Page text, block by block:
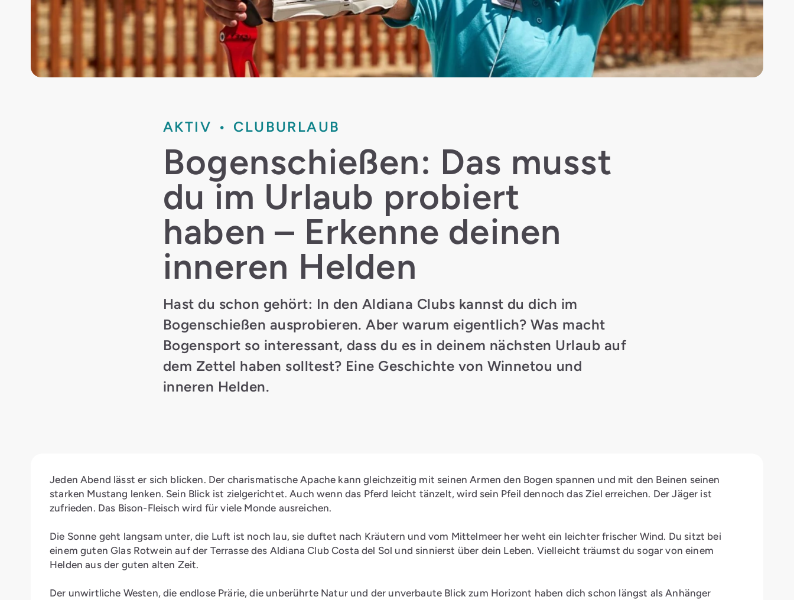
AKTIV CLUBURLAUB
Bogenschießen: Das musst
du im Urlaub probiert
haben – Erkenne deinen
inneren Helden
Hast du schon gehört: In den Aldiana Clubs kannst du dich im
Bogenschießen ausprobieren. Aber warum eigentlich? Was macht
Bogensport so interessant, dass du es in deinem nächsten Urlaub auf
dem Zettel haben solltest? Eine Geschichte von Winnetou und
inneren Helden.
Jeden Abend lässt er sich blicken. Der charismatische Apache kann gleichzeitig mit seinen Armen den Bogen spannen und mit den Beinen seinen
starken Mustang lenken. Sein Blick ist zielgerichtet. Auch wenn das Pferd leicht tänzelt, wird sein Pfeil dennoch das Ziel erreichen. Der Jäger ist
zufrieden. Das Bison-Fleisch wird für viele Monde ausreichen.
Die Sonne geht langsam unter, die Luft ist noch lau, sie duftet nach Kräutern und vom Mittelmeer her weht ein leichter frischer Wind. Du sitzt bei
einem guten Glas Rotwein auf der Terrasse des Aldiana Club Costa del Sol und sinnierst über dein Leben. Vielleicht träumst du sogar von einem
Helden aus der guten alten Zeit.
Der unwirtliche Westen, die endlose Prärie, die unberührte Natur und der unverbaute Blick zum Horizont haben dich schon längst als Anhänger